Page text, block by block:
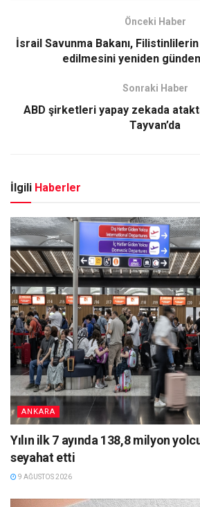
Önceki Haber
İsrail Savunma Bakanı,
edilmesini yeniden
Sonraki Haber
ABD şirketleri yapay zekada
Tayvan’da
İlgili Haberler
ANKARA
Yılın ilk 7 ayında 138,8 milyon
seyahat etti
9 AĞUSTOS 2026